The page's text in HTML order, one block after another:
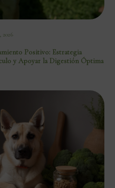
2026
Positivo: Estrategia
y Apoyar la Digestión Óptima